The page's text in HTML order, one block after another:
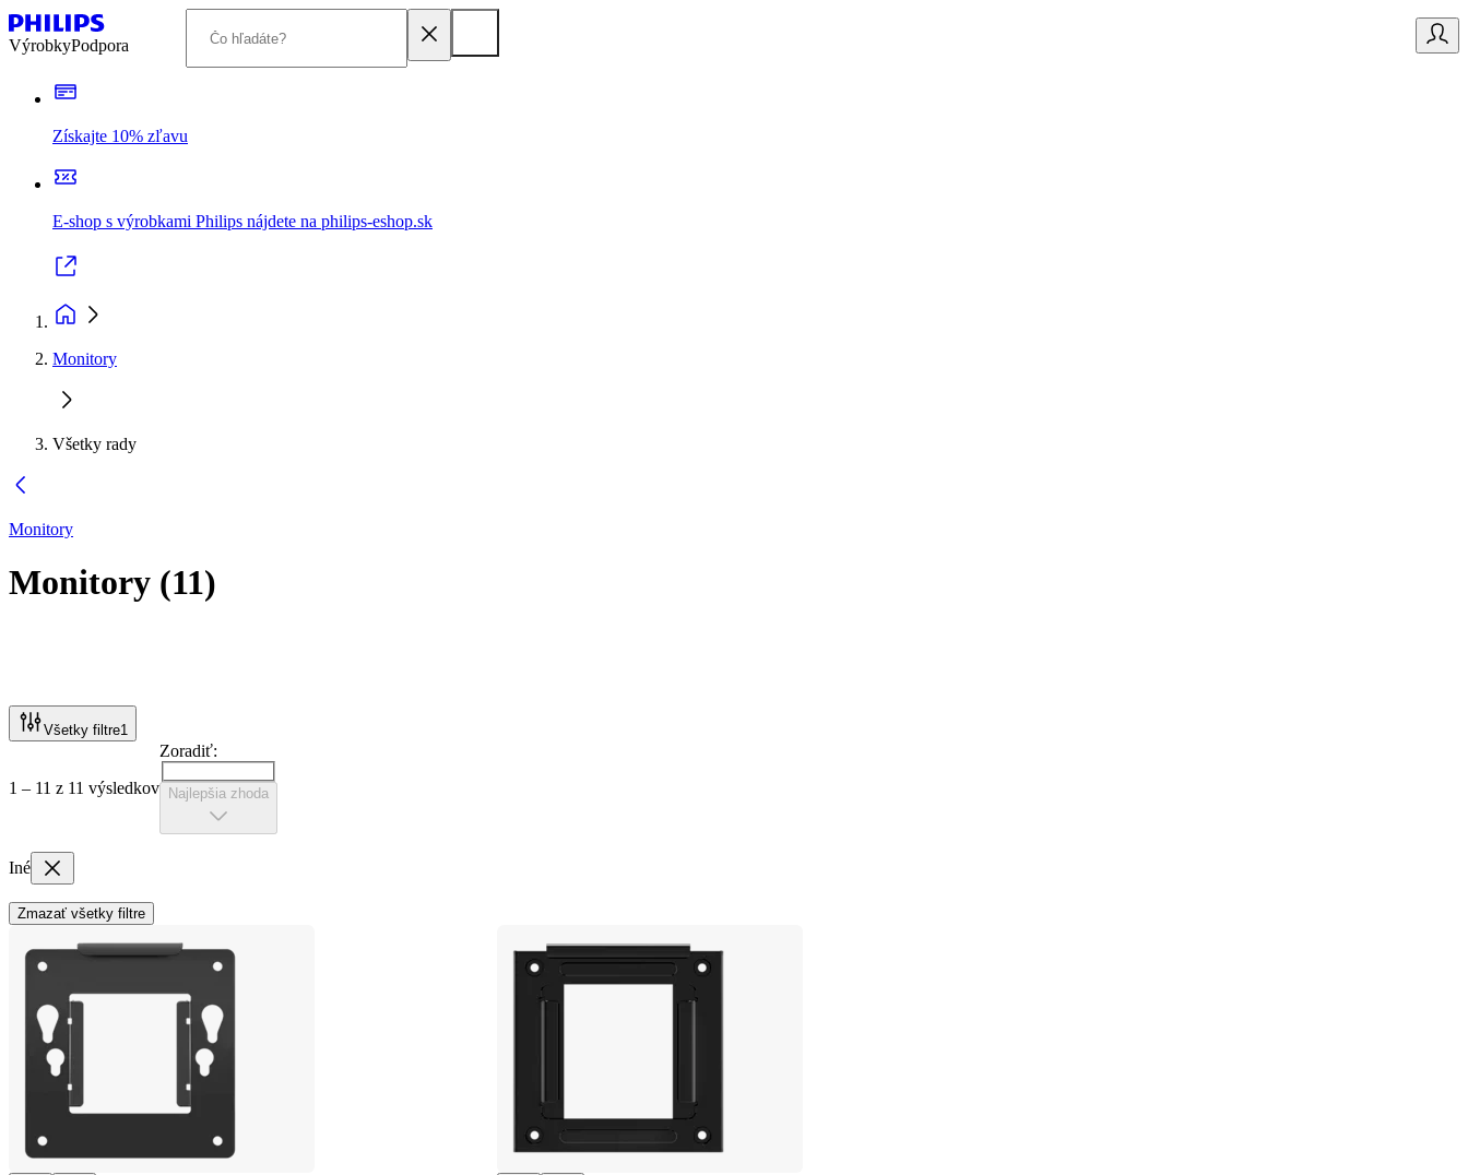
VýrobkyPodpora
Získajte 10% zľavu
E-shop s výrobkami Philips nájdete na philips-eshop.sk
Monitory
Všetky rady
Monitory
Monitory (11)
Všetky filtre1
1 – 11 z 11 výsledkov
Zoradiť:
Najlepšia zhoda
Iné
Zmazať všetky filtre